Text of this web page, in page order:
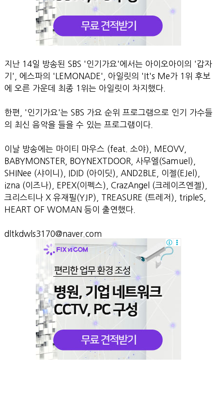
지난 14일 방송된 SBS '인기가요'에서는 아이오아이의 '갑자
기', 에스파의 'LEMONADE', 아일릿의 'It's Me가 1위 후보
에 오른 가운데 최종 1위는 아일릿이 차지했다.
한편, '인기가요'는 SBS 가요 순위 프로그램으로 인기 가수들
의 최신 음악을 들을 수 있는 프로그램이다.
이날 방송에는 마이티 마우스 (feat. 소야), MEOVV,
BABYMONSTER, BOYNEXTDOOR, 사무엘(Samuel),
SHINee (샤이니), IDID (아이딧), AND2BLE, 이젤(EJel),
izna (이즈나), EPEX(이펙스), CrazAngel (크레이즈엔젤),
크리스티나 X 유재필(YJP), TREASURE (트레저), tripleS,
HEART OF WOMAN 등이 출연했다.
dltkdwls3170@naver.com